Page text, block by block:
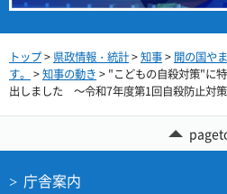
トップ> 県政情報・統計>知事> 開の国や
す。 >知事の動き > "こどもの自殺対策"に
出しました ～令和7年度第1回自殺防止対
庁舎案内